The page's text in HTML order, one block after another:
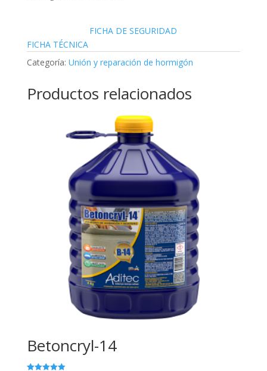
FICHA DE SEGURIDAD
FICHA TÉCNICA
Categoría: Unión y reparación de hormigón
Productos relacionados
Betoncryl-14